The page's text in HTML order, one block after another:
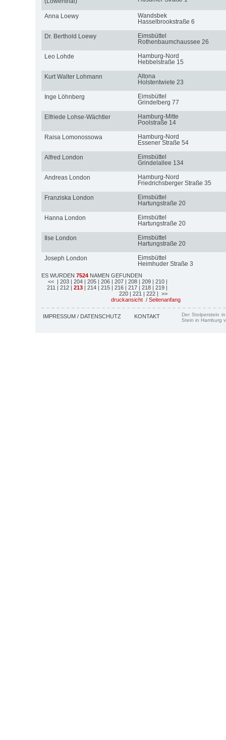
Anna Loewy
Wandsbek
Hasselbrookstraße 6
Dr. Berthold Loewy
Eimsbüttel
Rothenbaumchaussee 26
Leo Lohde
Hamburg-Nord
Hebbelstraße 15
Kurt Walter Lohmann
Altona
Holstentwiete 23
Inge Löhnberg
Eimsbüttel
Grindelberg 77
Elfriede Lohse-Wächtler
Hamburg-Mitte
Poolstraße 14
Raisa Lomonossowa
Hamburg-Nord
Essener Straße 54
Alfred London
Eimsbüttel
Grindelallee 134
Andreas London
Hamburg-Nord
Friedrichsberger Straße 35
Franziska London
Eimsbüttel
Hartungstraße 20
Hanna London
Eimsbüttel
Hartungstraße 20
Ilse London
Eimsbüttel
Hartungstraße 20
Joseph London
Eimsbüttel
Heimhuder Straße 3
ES WURDEN 7524 NAMEN GEFUNDEN
<< | 203 | 204 | 205 | 206 | 207 | 208 | 209 | 210 |
211 | 212 | 213 | 214 | 215 | 216 | 217 | 218 | 219 |
220 | 221 | 222 | >>
druckansicht / Seitenanfang
IMPRESSUM / DATENSCHUTZ KONTAKT
Der Stolperstein
Stein in Hamburg